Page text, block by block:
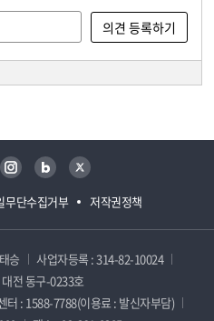
무단수집거부 저작권정책
인스타그램 블로그 트위터
승
사업자등록 : 314-82-10024
전 동구-0233호
터 : 1588-7788(이용료 : 발신자부담)